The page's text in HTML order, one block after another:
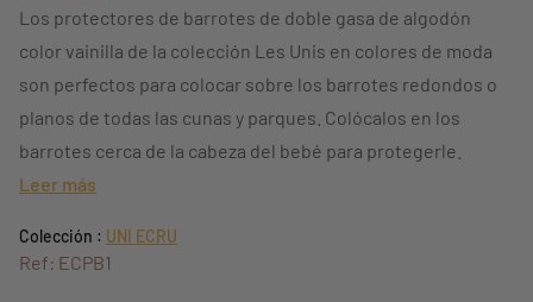
Los protectores de barrotes de doble gasa de algodón
color vainilla de la colección Les Unis en colores de moda
son perfectos para colocar sobre los barrotes redondos o
planos de todas las cunas y parques. Colócalos en los
barrotes cerca de la cabeza del bebé para protegerle.
Leer más
Colección : UNI ECRU
Ref: ECPB1